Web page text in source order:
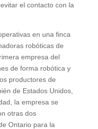
el contacto con la
en una finca
robóticas de
empresa del
de forma robótica y
productores de
de Estados Unidos,
la empresa se
otras dos
Ontario para la